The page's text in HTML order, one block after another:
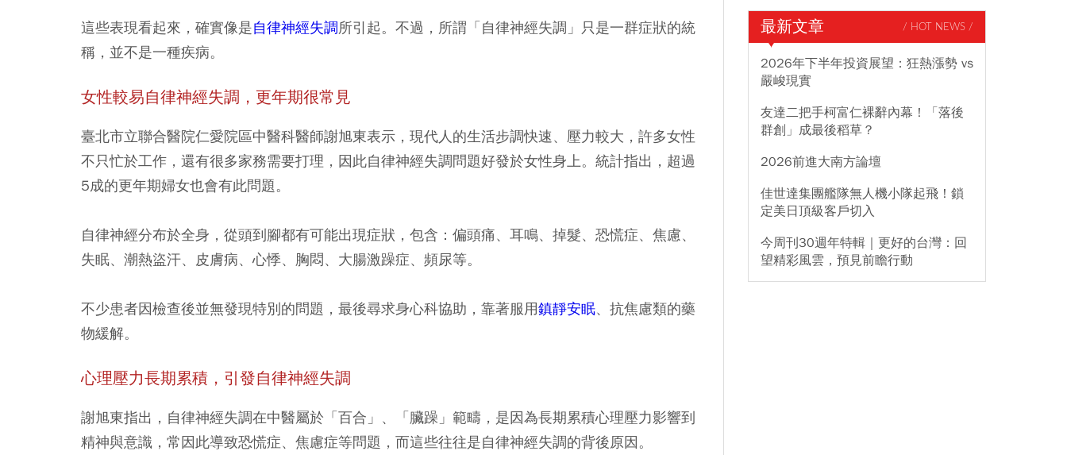
這些表現看起來，確實像是自律神經失調所引起。不過，所謂「自律神經失調」只是一群症狀的統
稱，並不是一種疾病。
女性較易自律神經失調，更年期很常見
臺北市立聯合醫院仁愛院區中醫科醫師謝旭東表示，現代人的生活步調快速、壓力較大，許多女性
不只忙於工作，還有很多家務需要打理，因此自律神經失調問題好發於女性身上。統計指出， 超過
5成的更年期婦女也會有此問題。
自律神經分布於全身，從頭到腳都有可能出現症狀，包含： 偏頭痛、耳鳴、掉髮、恐慌症、焦慮、
失眠、潮熱盜汗、皮膚病、心悸、胸悶、大腸激躁症、頻尿等。
不少患者因檢查後並無發現特別的問題，最後尋求身心科協助，靠著服用鎮靜安眠、抗焦慮類的藥
物緩解。
心理壓力長期累積，引發自律神經失調
謝旭東指出，自律神經失調在中醫屬於「百合」、「臟躁」範疇，是因為長期累積心理壓力影響到
精神與意識，常因此導致恐慌症、焦慮症等問題，而這些往往是自律神經失調的背後原因。
最新文章 / HOT NEWS /
2026年下半年投資展望：狂熱漲勢 vs
嚴峻現實
友達二把手柯富仁裸辭內幕！「落後
群創」成最後稻草？
2026前進大南方論壇
佳世達集團艦隊無人機小隊起飛！鎖
定美日頂級客戶切入
今周刊30週年特輯｜更好的台灣：回
望精彩風雲，預見前瞻行動